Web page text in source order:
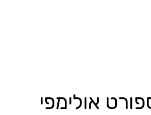
אולימפי